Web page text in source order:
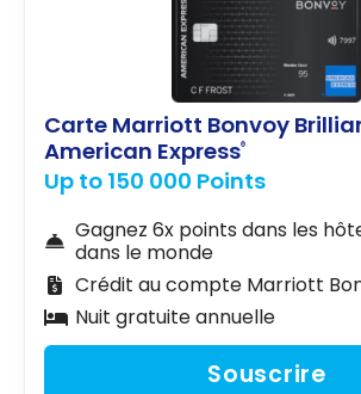
Carte Marriott Bonvoy
American Express®
Up to 150 000 Points
Gagnez 6x points dans les
dans le monde
Crédit au compte Marriott
Nuit gratuite annuelle
Souscrire